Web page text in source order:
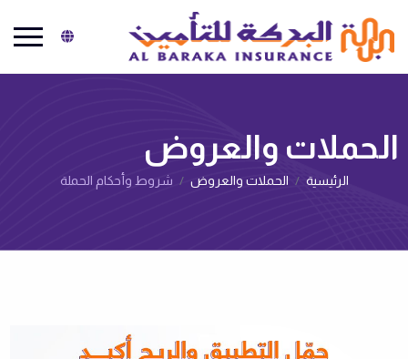
البركة للتأمين
الحملات والعروض‌
الرئيسية الحملات والعروض‌ شروط وأحكام الحملة